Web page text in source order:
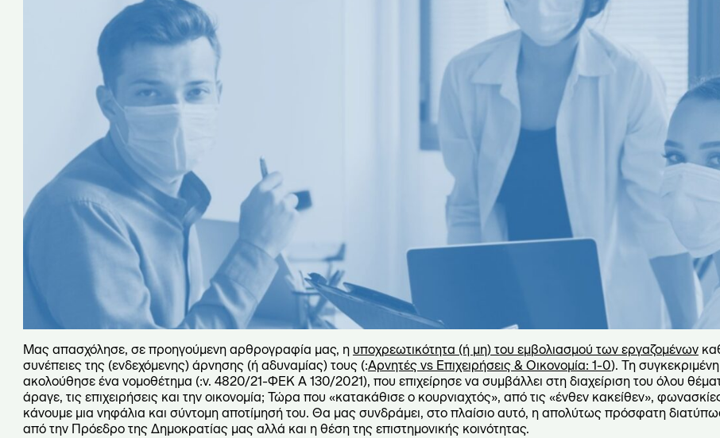
Μας απασχόλησε, σε προηγούμενη αρθρογραφία μας, η υποχρεωτικότητα (ή μη) του εμβολιασμού των εργαζομένων
συνέπειες της (ενδεχόμενης) άρνησης (ή αδυναμίας) τους (:Αρνητές vs Επιχειρήσεις & Οικονομία: 1-0). Τη
ακολούθησε ένα νομοθέτημα (:ν. 4820/21-ΦΕΚ Α 130/2021), που επιχείρησε να συμβάλλει στη διαχείριση του όλου
άραγε, τις επιχειρήσεις και την οικονομία; Τώρα που «κατακάθισε ο κουρνιαχτός», από τις «ένθεν κακείθεν»,
κάνουμε μια νηφάλια και σύντομη αποτίμησή του. Θα μας συνδράμει, στο πλαίσιο αυτό, η απολύτως πρόσφατη
από την Πρόεδρο της Δημοκρατίας μας αλλά και η θέση της επιστημονικής κοινότητας.